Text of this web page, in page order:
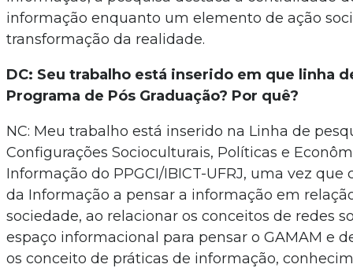
informação enquanto um elemento de ação
transformação da realidade.
DC: Seu trabalho está inserido em que linha
Programa de Pós Graduação? Por quê?
NC: Meu trabalho está inserido na Linha de
Configurações Socioculturais, Políticas e
Informação do PPGCI/IBICT-UFRJ, uma vez que
da Informação a pensar a informação em
sociedade, ao relacionar os conceitos de redes
espaço informacional para pensar o GAMAM e
os conceito de práticas de informação,